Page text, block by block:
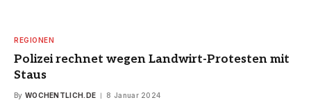
REGIONEN
Polizei rechnet wegen Landwirt-Protesten mit
Staus
By WOCHENTLICH.DE 8 Januar 2024